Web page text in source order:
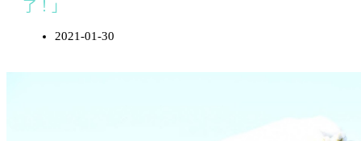
了！」
2021-01-30